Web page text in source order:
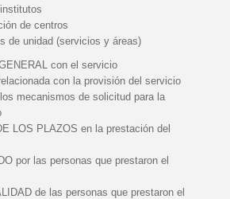
de centros
de unidad (servicios y áreas)
con el servicio
con la provisión del servicio
mecanismos de solicitud para la
LOS PLAZOS en la prestación del
por las personas que prestaron el
de las personas que prestaron el